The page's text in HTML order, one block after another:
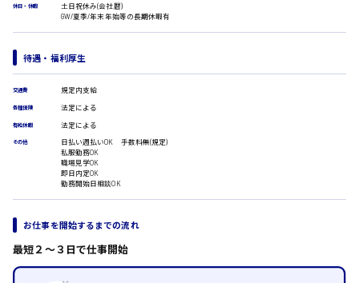
IT・クリエイティブ系
WEBデザイナー
校正・編集
システムエンジニア
プログラマー
カスタマーエンジニア
販売・サービス・フード系
経営企画
接客
広島市安佐北区
広島市安芸区
時給制すべて
休日・休暇
土日祝休み(会社暦)
GW/夏季/年末年始等の長期休暇有
待遇・福利厚生
交通費 規定内支給
各種保険 法定による
有給休暇 法定による
その他
日払い週払いOK 手数料無(規定)
私服勤務OK
職場見学OK
即日内定OK
勤務開始日相談OK
お仕事を開始するまでの流れ
最短２〜３日で仕事開始